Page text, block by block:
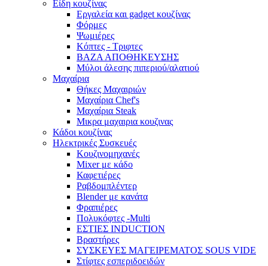
Είδη κουζίνας
Εργαλεία και gadget κουζίνας
Φόρμες
Ψωμιέρες
Κόπτες - Τριφτες
ΒΑΖΑ ΑΠΟΘΗΚΕΥΣΗΣ
Μύλοι άλεσης πιπεριού/αλατιού
Μαχαίρια
Θήκες Μαχαιριών
Μαχαίρια Chef's
Μαχαίρια Steak
Μικρα μαχαιρια κουζινας
Κάδοι κουζίνας
Ηλεκτρικές Συσκευές
Κουζινομηχανές
Mixer με κάδο
Καφετιέρες
Ραβδομπλέντερ
Blender με κανάτα
Φραπιέρες
Πολυκόφτες -Multi
ΕΣΤΙΕΣ INDUCTION
Βραστήρες
ΣΥΣΚΕΥΕΣ ΜΑΓΕΙΡΕΜΑΤΟΣ SOUS VIDE
Στίφτες εσπεριδοειδών